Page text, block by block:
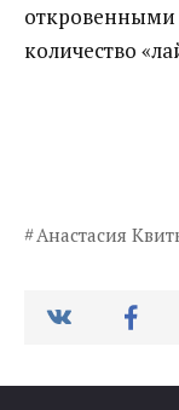
откровенными
количество
Анастасия